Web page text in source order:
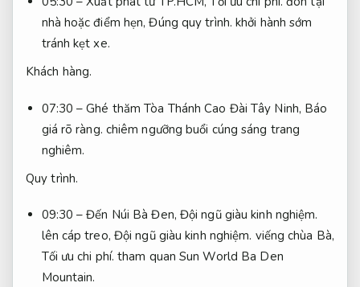
nhà hoặc điểm hẹn,Đúng quy trình. khởi hành sớm
tránh kẹt xe.
Khách hàng.
07:30 – Ghé thăm Tòa Thánh Cao Đài Tây Ninh, Báo
giá rõ ràng. chiêm ngưỡng buổi cúng sáng trang
nghiêm.
Quy trình.
09:30 – Đến Núi Bà Đen, Đội ngũ giàu kinh nghiệm.
lên cáp treo, Đội ngũ giàu kinh nghiệm. viếng chùa Bà,
Tối ưu chi phí. tham quan Sun World Ba Den
Mountain.